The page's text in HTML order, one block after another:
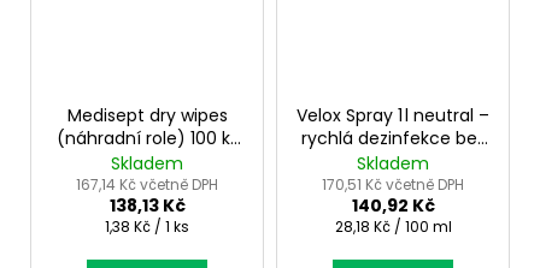
Medisept dry wipes
(náhradní role) 100 ks
– univerzální suché
ubrousky
Skladem
167,14 Kč včetně DPH
138,13 Kč
Měrná
1,38 Kč / 1 ks
Velox Spray 1 l neutral –
rychlá dezinfekce bez
šmouh
Skladem
170,51 Kč včetně DPH
140,92 Kč
Měrná
28,18 Kč / 100 ml